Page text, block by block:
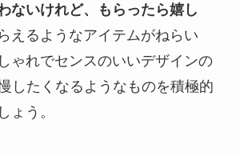
ないけれど、もらったら嬉し
えるようなアイテムがねらい
ゃれでセンスのいいデザインの
したくなるようなものを積極的
ょう。